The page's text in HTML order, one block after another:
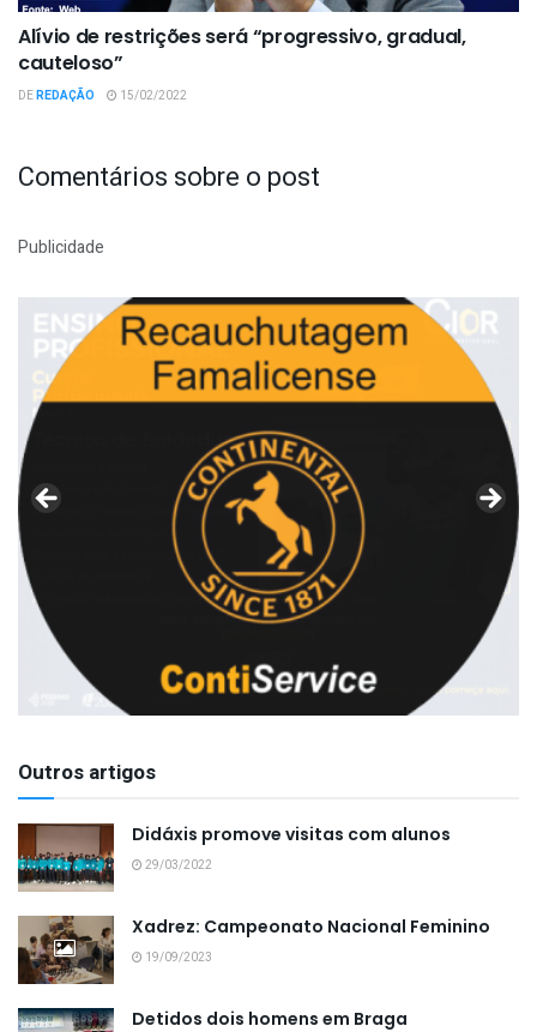
Alívio de restrições será “progressivo, gradual,
cauteloso”
DEREDAÇÃO 15/02/2022
Comentários sobre o post
Publicidade
Outros artigos
Didáxis promove visitas com alunos
29/03/2022
Xadrez: Campeonato Nacional Feminino
19/09/2023
Detidos dois homens em Braga